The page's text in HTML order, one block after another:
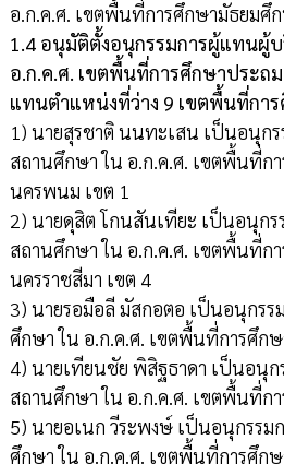
อ.ก.ค.ศ. เขตพื้นที่การศึกษามัธยมศึก
1.4 อนุมัติตั้งอนุกรรมการผู้แทนผู้
อ.ก.ค.ศ. เขตพื้นที่การศึกษาประถ
แทนตำแหน่งที่ว่าง 9 เขตพื้นที่กา
1) นายสุรชาติ นนทะเสน เป็นอนุก
สถานศึกษา ใน อ.ก.ค.ศ. เขตพื้นที่ก
นครพนม เขต 1
2) นายดุสิต โกนสันเทียะ เป็นอนุก
สถานศึกษา ใน อ.ก.ค.ศ. เขตพื้นที่ก
นครราชสีมา เขต 4
3) นายรอมือลี มัสกอตอ เป็นอนุกร
ศึกษา ใน อ.ก.ค.ศ. เขตพื้นที่การศึก
4) นายเทียนชัย พิสิฐธาดา เป็นอนุ
สถานศึกษา ใน อ.ก.ค.ศ. เขตพื้นที่ก
5) นายอเนก วีระพงษ์ เป็นอนุกรร
ศึกษา ใน อ.ก.ค.ศ. เขตพื้นที่การศึก